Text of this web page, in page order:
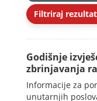
Filtriraj
Godišnje
zbrinjavanja
Informacije za
unutarnjih